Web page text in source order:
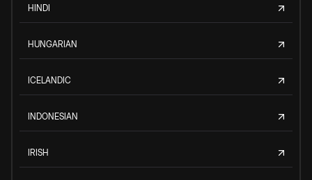
HINDI
HUNGARIAN
ICELANDIC
INDONESIAN
IRISH